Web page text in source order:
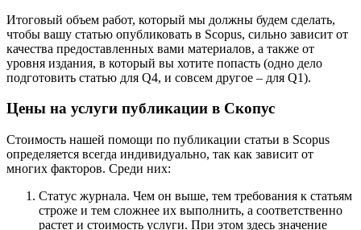
Итоговый объем работ, который мы должны будем сделать,
чтобы вашу статью опубликовать в Scopus, сильно зависит от
качества предоставленных вами материалов, а также от
уровня издания, в который вы хотите попасть (одно дело
подготовить статью для Q4, и совсем другое – для Q1).
Цены на услуги публикации в Скопус
Стоимость нашей помощи по публикации статьи в Scopus
определяется всегда индивидуально, так как зависит от
многих факторов. Среди них:
Статус журнала. Чем он выше, тем требования к статьям
строже и тем сложнее их выполнить, а соответственно
растет и стоимость услуги. При этом здесь значение